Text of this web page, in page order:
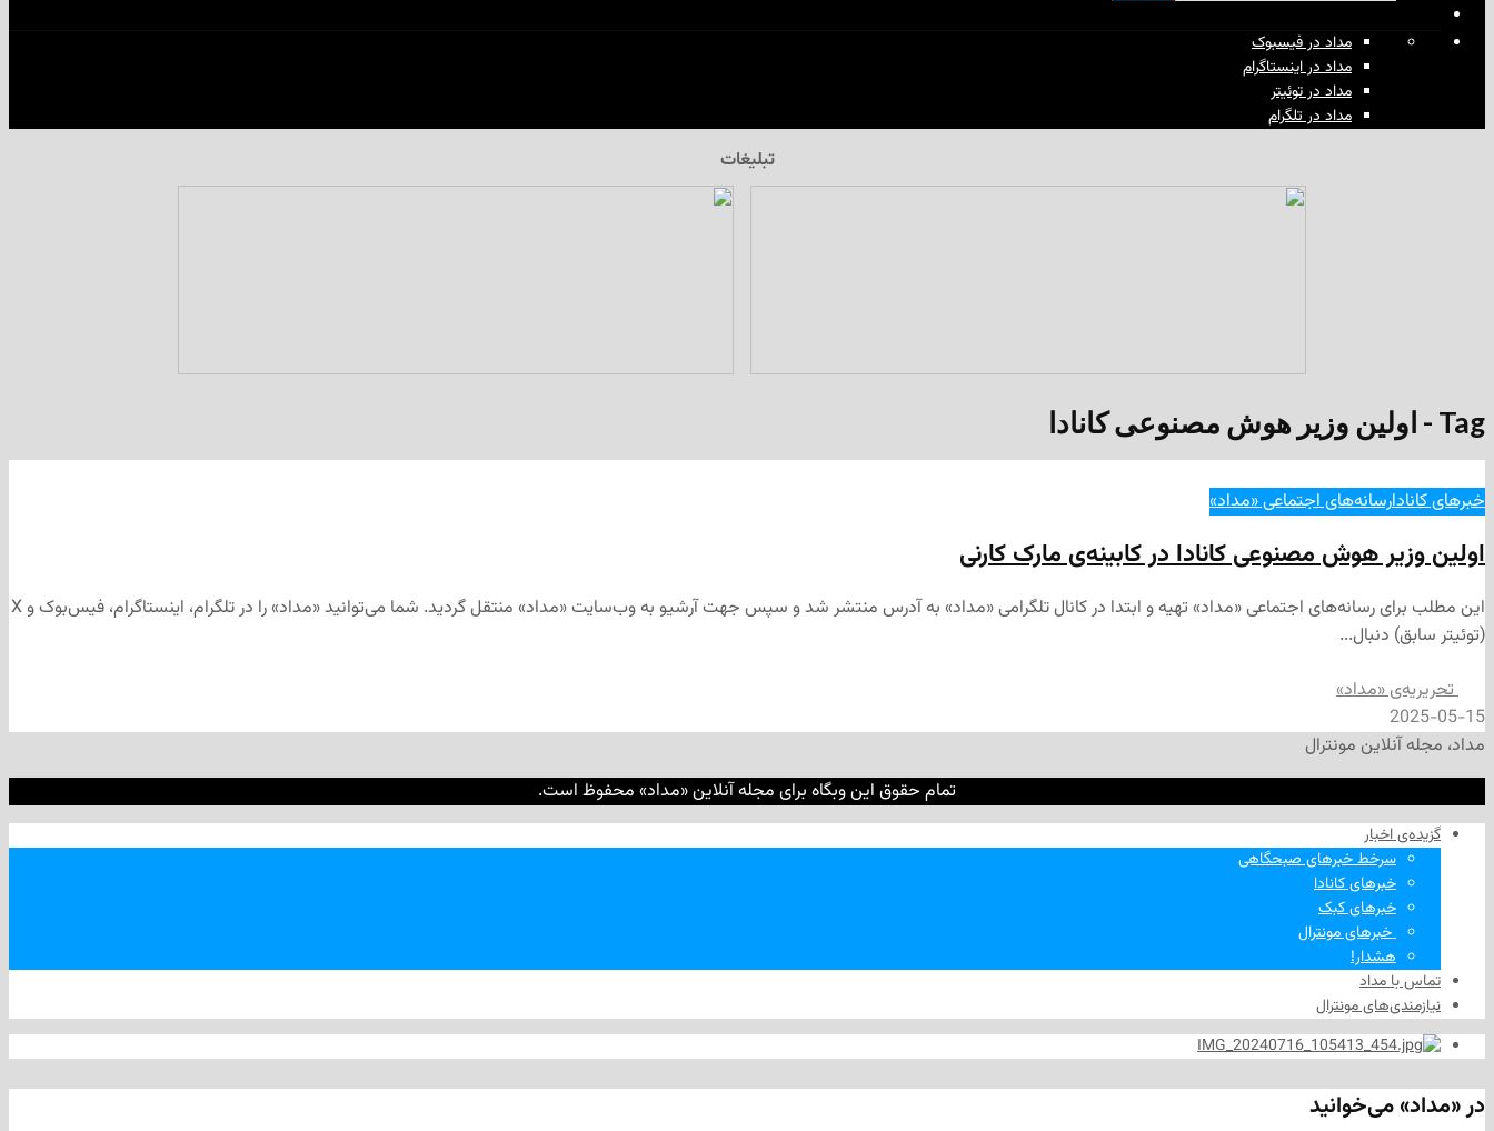
مداد در فیسبوک
مداد در اینستاگرام
مداد در توئیتر
مداد در تلگرام
تبلیغات
Tag - اولین وزیر هوش مصنوعی کانادا
خبرهای کانادارسانه‌های اجتماعی «مداد»
اولین وزیر هوش مصنوعی کانادا در کابینه‌ی مارک کارنی
این مطلب برای رسانه‌های اجتماعی «مداد» تهیه و ابتدا در کانال تلگرامی «مداد» به آدرس منتشر شد و سپس جهت آرشیو به وب‌سایت «مداد» منتقل گردید. شما می‌توانید «مداد» را در تلگرام، اینستاگرام، فیس‌بوک و X
(توئیتر سابق) دنبال...
تحریریه‌ی «مداد»
2025-05-15
مداد، مجله آنلاین مونترال
تمام حقوق این وبگاه برای مجله آنلاین «مداد» محفوظ است.
گزیده‌ی‌ اخبار
سرخط خبرهای صبحگاهی
خبرهای کانادا
خبرهای کبک
‌ خبرهای مونترال
هشدار!
تماس با مداد
نیازمندی‌های مونترال
در «مداد» می‌خوانید